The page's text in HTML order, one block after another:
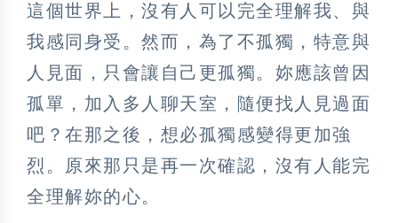
這個世界上，沒有人可以完全理解我、與
我感同身受。然而，為了不孤獨，特意與
人見面，只會讓自己更孤獨。妳應該曾因
孤單，加入多人聊天室，隨便找人見過面
吧？在那之後，想必孤獨感變得更加強
烈。原來那只是再一次確認，沒有人能完
全理解妳的心。